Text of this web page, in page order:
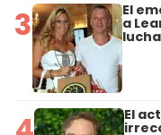
3 El
a
El